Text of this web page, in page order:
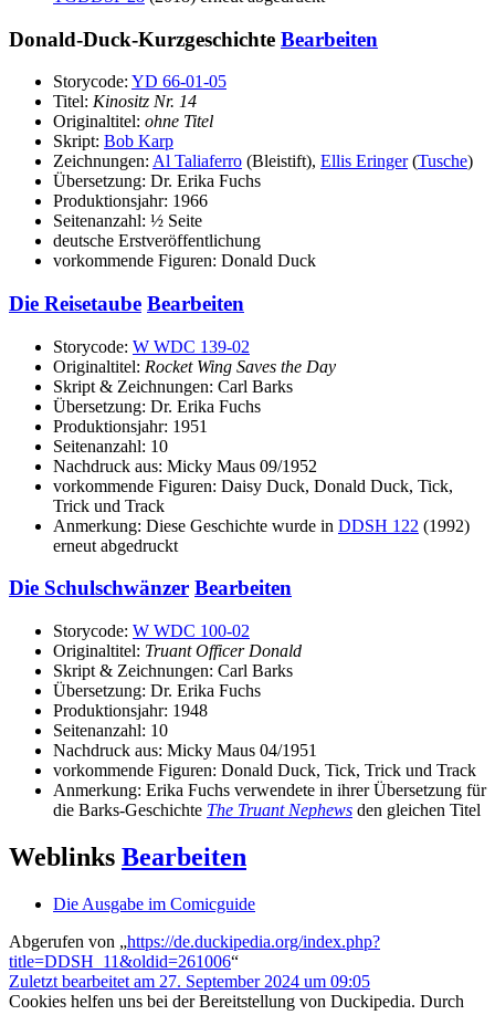
Donald-Duck-Kurzgeschichte Bearbeiten
Storycode: YD 66-01-05
Titel: Kinositz Nr. 14
Originaltitel: ohne Titel
Skript: Bob Karp
Zeichnungen: Al Taliaferro (Bleistift), Ellis Eringer(Tusche)
Übersetzung: Dr. Erika Fuchs
Produktionsjahr: 1966
Seitenanzahl: ½ Seite
deutsche Erstveröffentlichung
vorkommende Figuren: Donald Duck
Die Reisetaube Bearbeiten
Storycode: W WDC 139-02
Originaltitel: Rocket Wing Saves the Day
Skript & Zeichnungen: Carl Barks
Übersetzung: Dr. Erika Fuchs
Produktionsjahr: 1951
Seitenanzahl: 10
Nachdruck aus: Micky Maus 09/1952
vorkommende Figuren: Daisy Duck, Donald Duck, Tick,
Trick und Track
Anmerkung: Diese Geschichte wurde in DDSH 122 (1992)
erneut abgedruckt
Die Schulschwänzer Bearbeiten
Storycode: W WDC 100-02
Originaltitel: Truant Officer Donald
Skript & Zeichnungen: Carl Barks
Übersetzung: Dr. Erika Fuchs
Produktionsjahr: 1948
Seitenanzahl: 10
Nachdruck aus: Micky Maus 04/1951
vorkommende Figuren: Donald Duck, Tick, Trick und Track
Anmerkung: Erika Fuchs verwendete in ihrer Übersetzung für
die Barks-Geschichte The Truant Nephews den gleichen Titel
Weblinks Bearbeiten
Die Ausgabe im Comicguide
Abgerufen von „https://de.duckipedia.org/index.php?
title=DDSH_11&oldid=261006“
Zuletzt bearbeitet am 27. September 2024 um 09:05
Cookies helfen uns bei der Bereitstellung von Duckipedia. Durch